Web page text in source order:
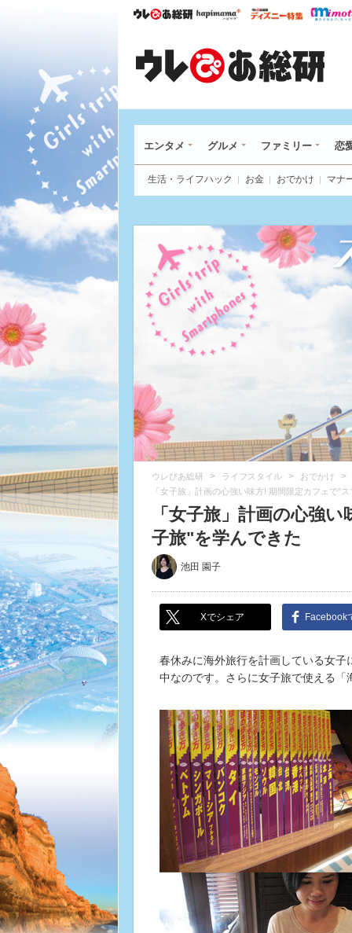
ウレぴあ総研ハピママ*
ウレぴ
エンタメ グルメ ファミリー 恋
生活・ライフハック お金 おでかけ マナ
ウレぴあ総研 > ライフスタイル > おでかけ >
「女子旅」計画の心強い味方! 期間限定カフェで"
「女子旅」計画の心強
子旅"を学んできた
池田 園子
Xでシェア Facebook
春休みに海外旅行を計画している女
中なのです。さらに女子旅で使える